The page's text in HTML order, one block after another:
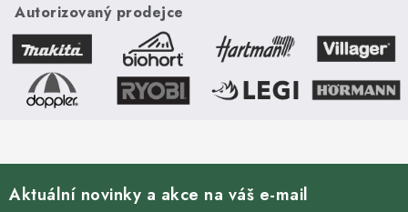
Autorizovaný prodejce
Aktuální novinky a akce na váš e-mail